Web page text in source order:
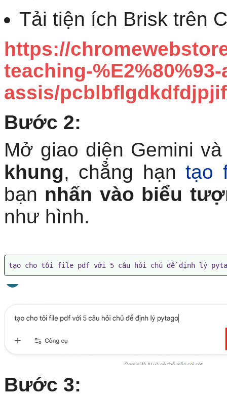
Tải tiện ích Brisk trên
https://
teaching-%E2%80%93-
assis/
Bước 2:
Mở giao diện Gemini
khung, chẳng hạntạo
bạn nhấn vào biểu
như hình.
tạo cho tôi file pdf với 5 câu hỏi chủ đề định lý
Bước 3: